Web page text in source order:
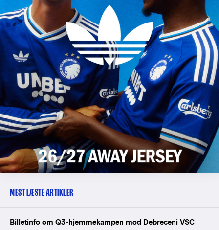
MEST LÆSTE ARTIKLER
Billetinfo om Q3-hjemmekampen mod Debreceni VSC